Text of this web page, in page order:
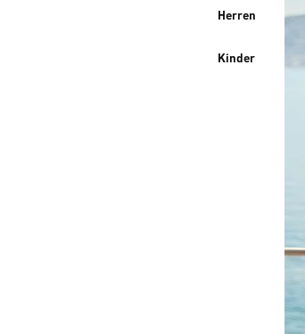
Herren
Kinder